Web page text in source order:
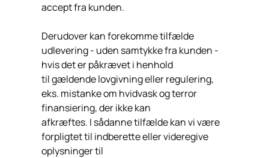
accept fra kunden.
Derudover kan forekomme tilfælde
udlevering - uden samtykke fra kunden -
hvis det er påkrævet i henhold
til gældende lovgivning eller regulering,
eks. mistanke om hvidvask og terror
finansiering, der ikke kan
afkræftes. I sådanne tilfælde kan vi være
forpligtet til indberette eller videregive
oplysninger til